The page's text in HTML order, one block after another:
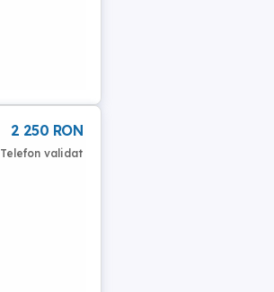
2 250 RON
Telefon validat